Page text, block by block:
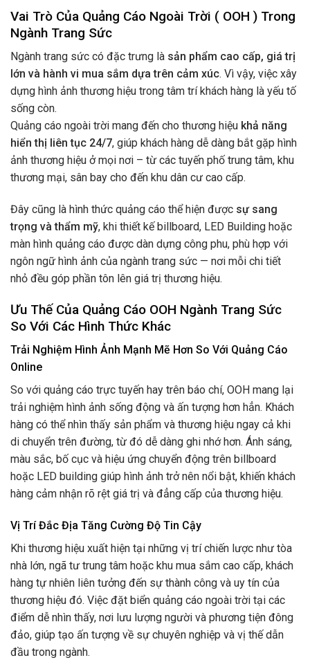
Vai Trò Của Quảng Cáo Ngoài Trời ( OOH ) Trong
Ngành Trang Sức
Ngành trang sức có đặc trưng là sản phẩm cao cấp, giá trị
lớn và hành vi mua sắm dựa trên cảm xúc. Vì vậy, việc xây
dựng hình ảnh thương hiệu trong tâm trí khách hàng là yếu tố
sống còn.
Quảng cáo ngoài trời mang đến cho thương hiệu khả năng
hiển thị liên tục 24/7, giúp khách hàng dễ dàng bắt gặp hình
ảnh thương hiệu ở mọi nơi – từ các tuyến phố trung tâm, khu
thương mại, sân bay cho đến khu dân cư cao cấp.
Đây cũng là hình thức quảng cáo thể hiện được sự sang
trọng và thẩm mỹ, khi thiết kế billboard, LED Building hoặc
màn hình quảng cáo được dàn dựng công phu, phù hợp với
ngôn ngữ hình ảnh của ngành trang sức — nơi mỗi chi tiết
nhỏ đều góp phần tôn lên giá trị thương hiệu.
Ưu Thế Của Quảng Cáo OOH Ngành Trang Sức
So Với Các Hình Thức Khác
Trải Nghiệm Hình Ảnh Mạnh Mẽ Hơn So Với Quảng Cáo
Online
So với quảng cáo trực tuyến hay trên báo chí, OOH mang lại
trải nghiệm hình ảnh sống động và ấn tượng hơn hẳn. Khách
hàng có thể nhìn thấy sản phẩm và thương hiệu ngay cả khi
di chuyển trên đường, từ đó dễ dàng ghi nhớ hơn. Ánh sáng,
màu sắc, bố cục và hiệu ứng chuyển động trên billboard
hoặc LED building giúp hình ảnh trở nên nổi bật, khiến khách
hàng cảm nhận rõ rệt giá trị và đẳng cấp của thương hiệu.
Vị Trí Đắc Địa Tăng Cường Độ Tin Cậy
Khi thương hiệu xuất hiện tại những vị trí chiến lược như tòa
nhà lớn, ngã tư trung tâm hoặc khu mua sắm cao cấp, khách
hàng tự nhiên liên tưởng đến sự thành công và uy tín của
thương hiệu đó. Việc đặt biển quảng cáo ngoài trời tại các
điểm dễ nhìn thấy, nơi lưu lượng người và phương tiện đông
đảo, giúp tạo ấn tượng về sự chuyên nghiệp và vị thế dẫn
đầu trong ngành.